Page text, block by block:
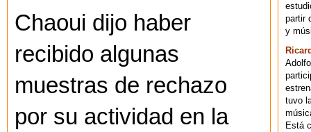
Chaoui dijo haber
recibido algunas
muestras de rechazo
por su actividad en la
partir
y
tuvo
Está